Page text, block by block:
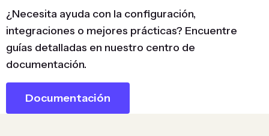
¿Necesita ayuda con la configuración,
integraciones o mejores prácticas? Encuentre
guías detalladas en nuestro centro de
documentación.
Documentación